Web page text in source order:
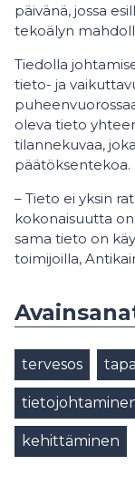
päivänä, jossa
tekoälyn
Tiedolla
tieto- ja
oleva tieto
tilannekuvaa,
päätöksentekoa.
– Tieto ei yksin
kokonaisuutta
sama tieto on
toimijoilla,
tervesos
kehittäminen